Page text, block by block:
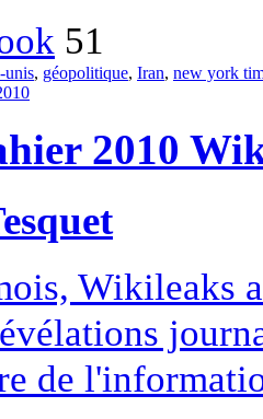
51
unis, géopolitique, Iran, new york
2010
Wikileaks
de